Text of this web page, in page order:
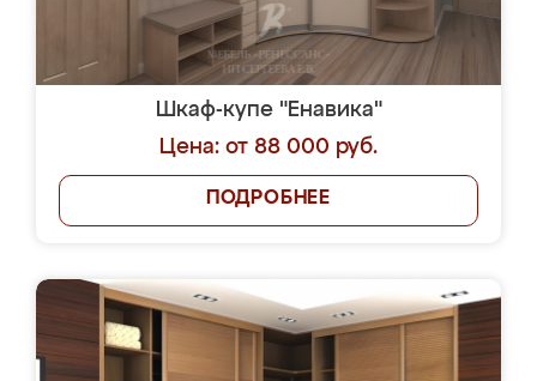
Шкаф-купе "Енавика"
Цена: от 88 000 руб.
ПОДРОБНЕЕ